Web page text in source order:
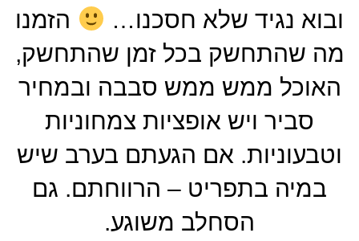
ובוא נגיד שלא חסכנו…
הזמנו
מה שהתחשק בכל זמן שהתחשק,
האוכל ממש ממש סבבה ובמחיר
סביר ויש אופציות צמחוניות
וטבעוניות. אם הגעתם בערב שיש
במיה בתפריט – הרווחתם. גם
הסחלב משוגע.